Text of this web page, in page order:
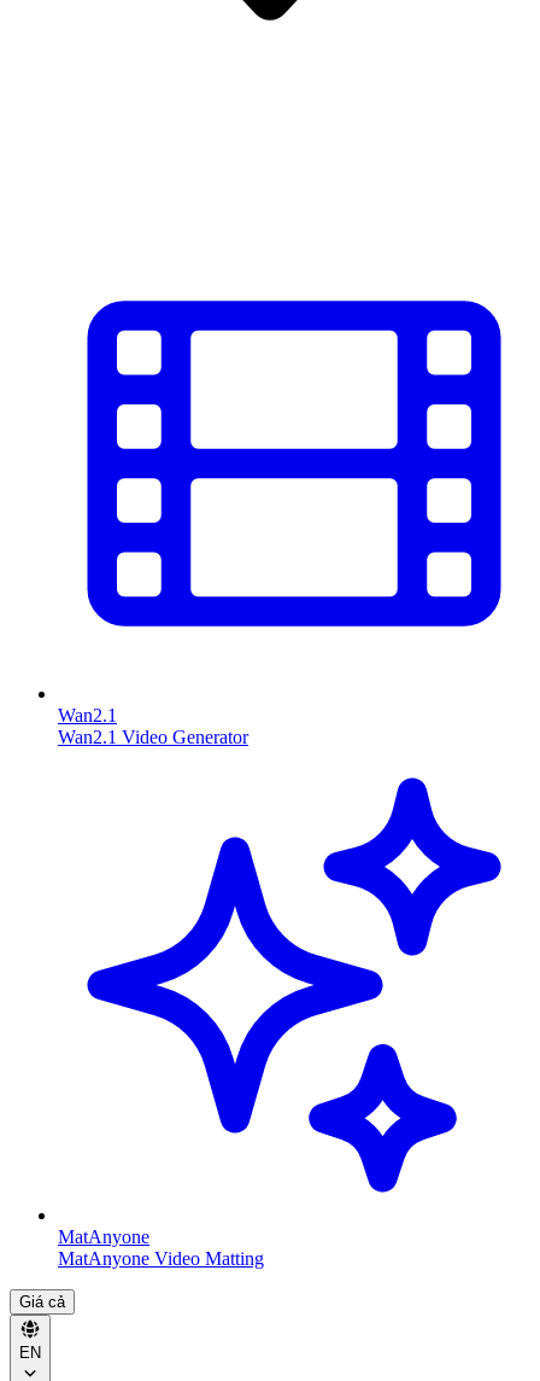
Wan2.1
Wan2.1 Video Generator
MatAnyone
MatAnyone Video Matting
Giá cả
EN